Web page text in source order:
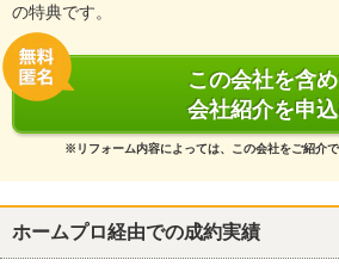
の特典です。
この会社を含
会社紹介を申
※リフォーム内容によっては、この会社をご紹介で
ホームプロ経由での成約実績